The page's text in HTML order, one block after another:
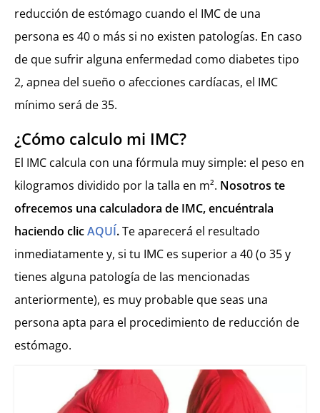
reducción de estómago cuando el IMC de una
persona es 40 o más si no existen patologías. En caso
de que sufrir alguna enfermedad como diabetes tipo
2, apnea del sueño o afecciones cardíacas, el IMC
mínimo será de 35.
¿Cómo calculo mi IMC?
El IMC calcula con una fórmula muy simple: el peso en
kilogramos dividido por la talla en m². Nosotros te
ofrecemos una calculadora de IMC, encuéntrala
haciendo clicAQUÍ.Te aparecerá el resultado
inmediatamente y, si tu IMC es superior a 40 (o 35 y
tienes alguna patología de las mencionadas
anteriormente), es muy probable que seas una
persona apta para el procedimiento de reducción de
estómago.